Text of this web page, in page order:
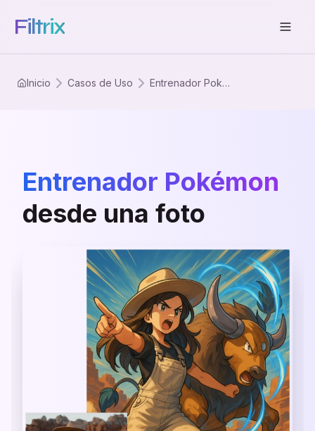
Filtrix
Inicio Casos de Uso Entrenador Pokemon
Entrenador Pokémon
desde una foto